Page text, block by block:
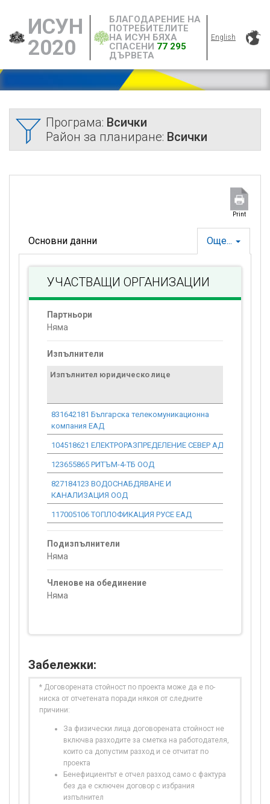
ИСУН
2020
БЛАГОДАРЕНИЕ НА
ПОТРЕБИТЕЛИТЕ
НА ИСУН БЯХА
СПАСЕНИ 77 295
ДЪРВЕТА
English
Програма: Всички
Район за планиране: Всички
Print
Още...
Основни данни
УЧАСТВАЩИ ОРГАНИЗАЦИИ
Партньори
Няма
Изпълнители
Изпълнител юридическо лице
831642181 Българска телекомуникационна
компания ЕАД
104518621 ЕЛЕКТРОРАЗПРЕДЕЛЕНИЕ СЕВЕР АД
123655865 РИТЪМ-4-ТБ ООД
827184123 ВОДОСНАБДЯВАНЕ И
КАНАЛИЗАЦИЯ ООД
117005106 ТОПЛОФИКАЦИЯ РУСЕ ЕАД
Подизпълнители
Няма
Членове на обединение
Няма
Забележки:
* Договорената стойност по проекта може да е по-
ниска от отчетената поради някоя от следните
причини:
За физически лица договорената стойност не
включва разходите за сметка на работодателя,
които са допустим разход и се отчитат по
проекта
Бенефициентът е отчел разход само с фактура
без да е сключен договор с избрания
изпълнител